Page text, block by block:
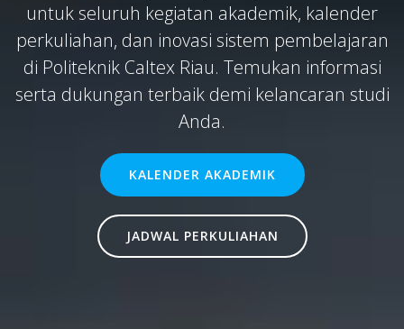
untuk seluruh kegiatan akademik, kalender
perkuliahan, dan inovasi sistem pembelajaran
di Politeknik Caltex Riau. Temukan informasi
serta dukungan terbaik demi kelancaran studi
Anda.
KALENDER AKADEMIK
JADWAL PERKULIAHAN